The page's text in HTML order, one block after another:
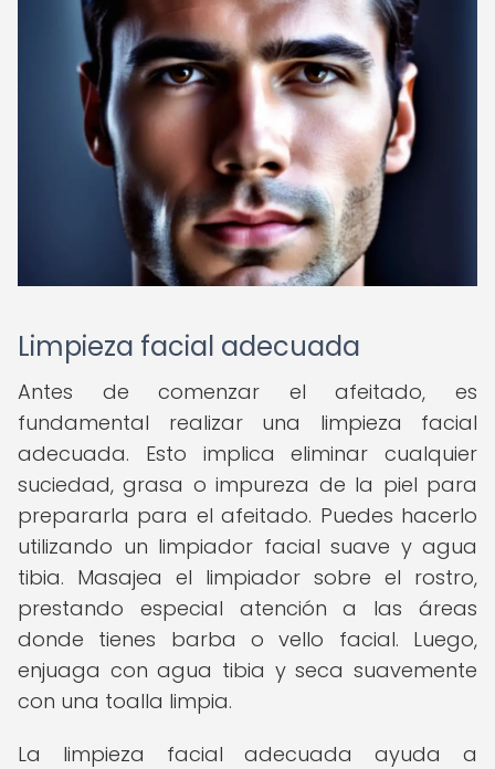
Limpieza facial adecuada
Antes de comenzar el afeitado, es
fundamental realizar una limpieza facial
adecuada. Esto implica eliminar cualquier
suciedad, grasa o impureza de la piel para
prepararla para el afeitado. Puedes hacerlo
utilizando un limpiador facial suave y agua
tibia. Masajea el limpiador sobre el rostro,
prestando especial atención a las áreas
donde tienes barba o vello facial. Luego,
enjuaga con agua tibia y seca suavemente
con una toalla limpia.
La limpieza facial adecuada ayuda a